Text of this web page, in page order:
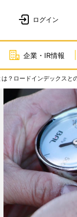
企業・IR情報
？ロードインデックスと